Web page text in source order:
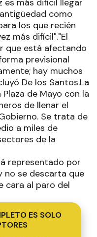
es más difícil llegar
como
los que recién
más difícil"."El
que está afectando
previsional
hay muchos
De los Santos.La
de Mayo con la
de llenar el
Se trata de
a miles de
de la
representado por
no se descarta que
cara al paro del
ES SOLO